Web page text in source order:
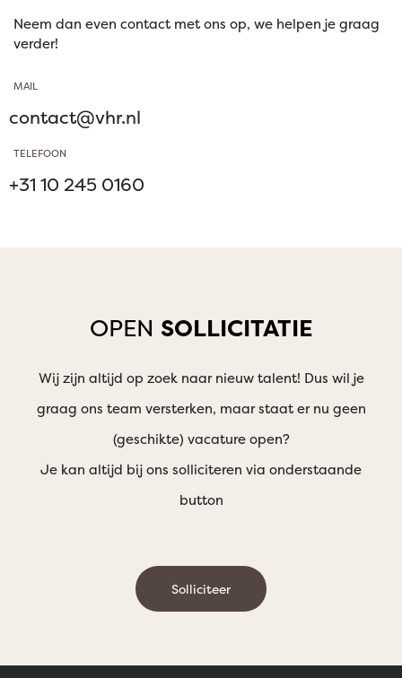
Neem dan even contact met ons op, we helpen je graag
verder!
MAIL
contact@vhr.nl
TELEFOON
+31 10 245 0160
OPEN SOLLICITATIE
Wij zijn altijd op zoek naar nieuw talent! Dus wil je
graag ons team versterken, maar staat er nu geen
(geschikte) vacature open?
Je kan altijd bij ons solliciteren via onderstaande
button
Solliciteer